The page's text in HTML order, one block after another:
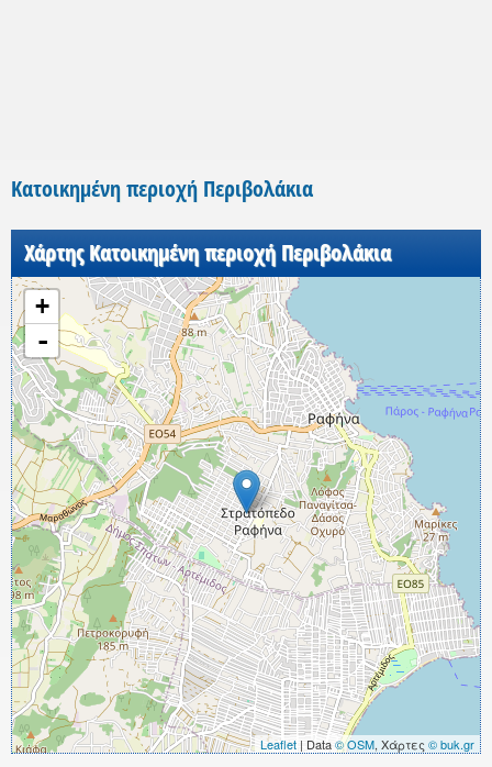
Κατοικημένη περιοχή Περιβολάκια
Χάρτης Κατοικημένη περιοχή Περιβολάκια
+
-
Leaflet | Data© OSM, Χάρτες © buk.gr